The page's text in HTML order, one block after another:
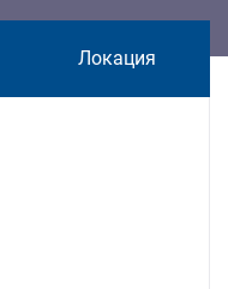
Локация